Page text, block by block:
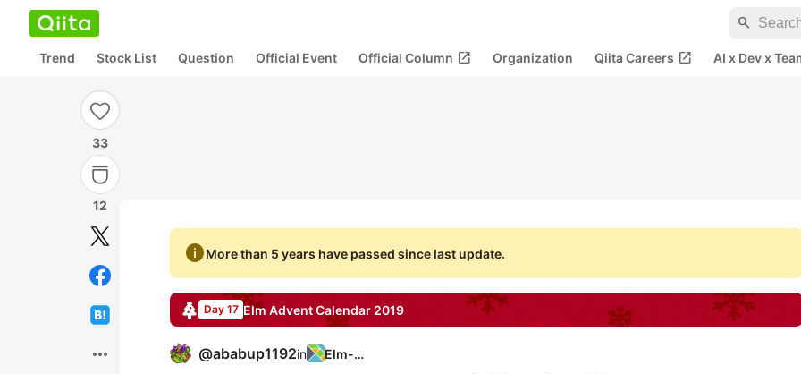
search
Trend Stock List Question Official Event Official Column open_in_new Organization Qiita Careers open_in_new AI x Dev x
33
12
more_horiz
infoMore than 5 years have passed since last update.
Day 17 Elm Advent Calendar 2019
@ababup1192in Elm-jp